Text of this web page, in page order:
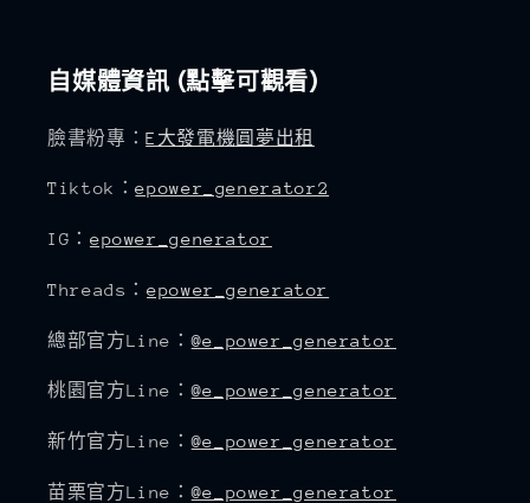
自媒體資訊 (點擊可觀看)
臉書粉專：E大發電機圓夢出租
Tiktok：epower_generator2
IG： epower_generator
Threads：epower_generator
總部官方Line：@e_power_generator
桃園官方Line：@e_power_generator
新竹官方Line：@e_power_generator
苗栗官方Line：@e_power_generator